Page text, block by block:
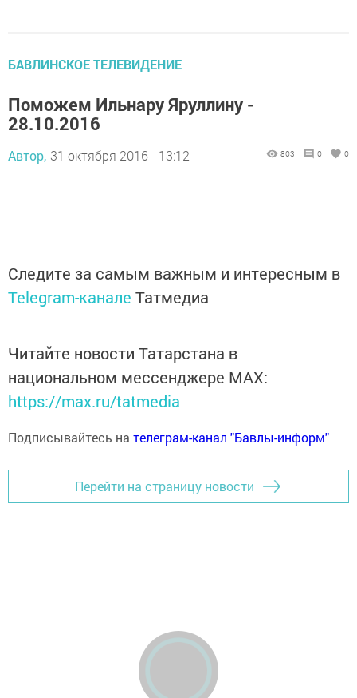
БАВЛИНСКОЕ ТЕЛЕВИДЕНИЕ
Поможем Ильнару Яруллину -
28.10.2016
Автор, 31 октября 2016 - 13:12 803 0 0
Следите за самым важным и интересным в
Telegram-канале Татмедиа
Читайте новости Татарстана в
национальном мессенджере MАХ:
https://max.ru/tatmedia
Подписывайтесь на телеграм-канал "Бавлы-информ"
Перейти на страницу новости